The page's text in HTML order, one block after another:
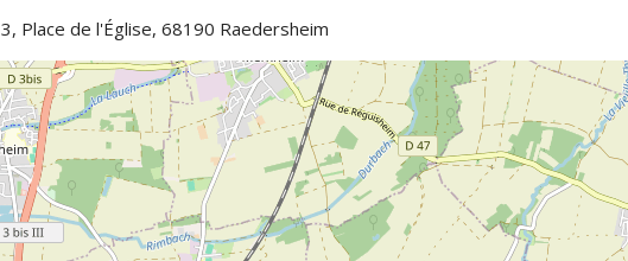
3, Place de l'Église, 68190 Raedersheim